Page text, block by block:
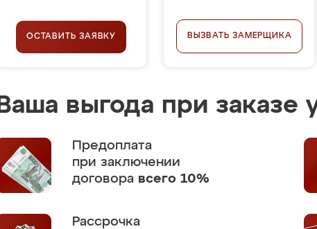
ОСТАВИТЬ ЗАЯВКУ ВЫЗВАТЬ ЗАМЕРЩИКА
Ваша выгода при заказе
Предоплата
при заключении
договора всего 10%
Рассрочка